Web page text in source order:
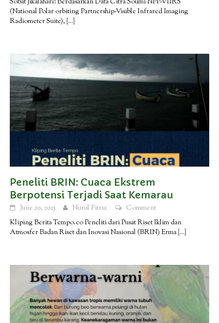
Sobat Jikalahari! Berdasarkan Data Citra Soumi NPP-VIIRS
(National Polar orbiting Partnership-Visible Infrared Imaging
Radiometer Suite), […]
Peneliti BRIN: Cuaca Ekstrem
Berpotensi Terjadi Saat Kemarau
June 20, 2025 Nurul Fitria
Comment
Kliping Berita Tempo.co Peneliti dari Pusat Riset Iklim dan
Atmosfer Badan Riset dan Inovasi Nasional (BRIN) Erma […]